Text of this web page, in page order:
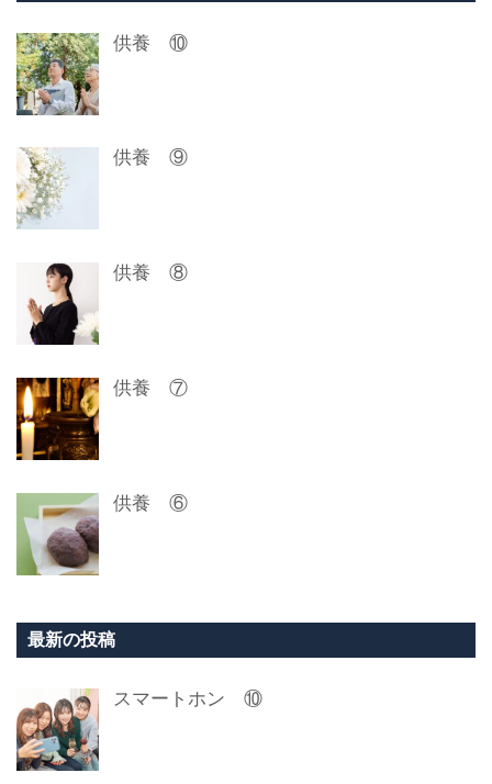
ー
シ
ョ
ン
供養 ⑩
供養 ⑨
供養 ⑧
供養 ⑦
供養 ⑥
最新の投稿
スマートホン ⑩